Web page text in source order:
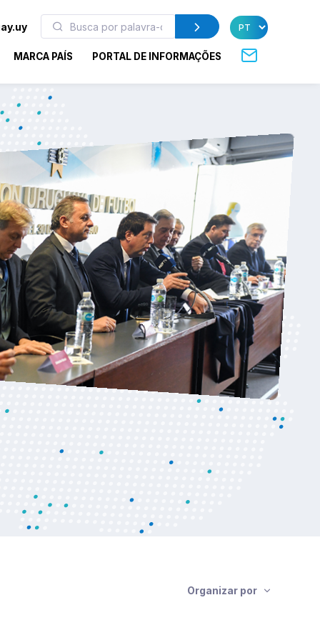
MARCA PAÍS PORTAL DE INFORMAÇÕES
Organizar por